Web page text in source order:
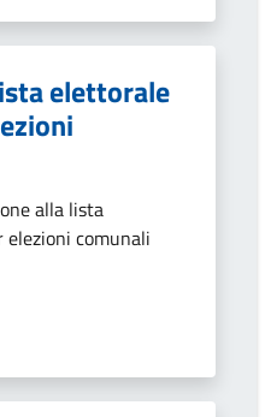
elettorale
alla lista
comunali